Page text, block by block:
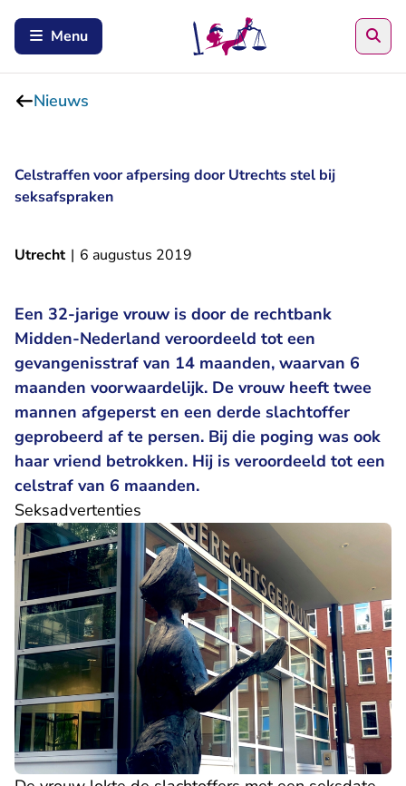
Menu
Nieuws
Celstraffen voor afpersing door Utrechts stel bij
seksafspraken
Utrecht | 6 augustus 2019
Een 32-jarige vrouw is door de rechtbank
Midden-Nederland veroordeeld tot een
gevangenisstraf van 14 maanden, waarvan 6
maanden voorwaardelijk. De vrouw heeft twee
mannen afgeperst en een derde slachtoffer
geprobeerd af te persen. Bij die poging was ook
haar vriend betrokken. Hij is veroordeeld tot een
celstraf van 6 maanden.
Seksadvertenties